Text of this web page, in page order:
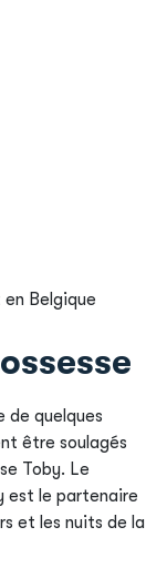
Belgique
de quelques
être soulagés
Toby. Le
est le partenaire
et les nuits de la